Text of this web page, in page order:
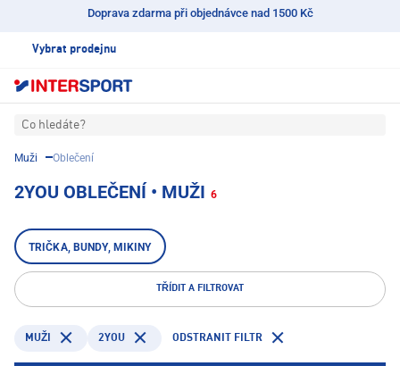
Doprava zdarma při objednávce nad 1500 Kč
Vybrat prodejnu
Co hledáte?
Muži Oblečení
2YOU OBLEČENÍ • MUŽI 6
TRIČKA, BUNDY, MIKINY
TŘÍDIT A FILTROVAT
MUŽI 2YOU ODSTRANIT FILTR